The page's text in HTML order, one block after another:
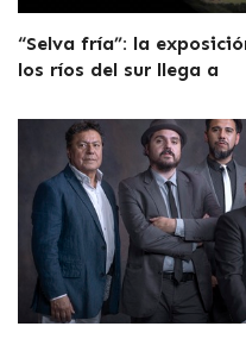
“Selva fría”: la
los ríos del sur llega a